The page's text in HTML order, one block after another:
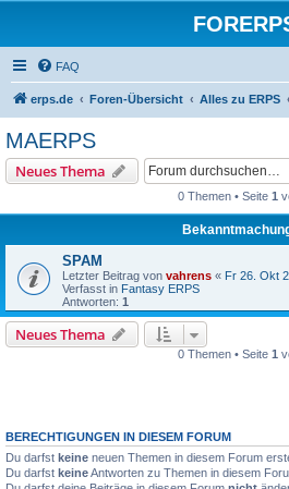
FAQ
erps.de Foren-Übersicht Alles zu ERPS
MAERPS
Neues Thema
0 Themen • Seite 1
SPAM
Letzter Beitrag von vahrens « Fr 26. Okt
Verfasst in Fantasy ERPS
Antworten: 1
Neues Thema
0 Themen • Seite 1
BERECHTIGUNGEN IN DIESEM FORUM
Du darfst keine neuen Themen in diesem Forum
Du darfst keineAntworten zu Themen in diesem